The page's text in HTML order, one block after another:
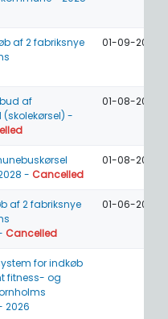
af 2 fabriksnye
01-09-2025
af
-
01-08-2025
- Cancelled
01-08-2025
af 2 fabriksnye
Cancelled
01-06-2025
for indkøb
fitness- og
2026